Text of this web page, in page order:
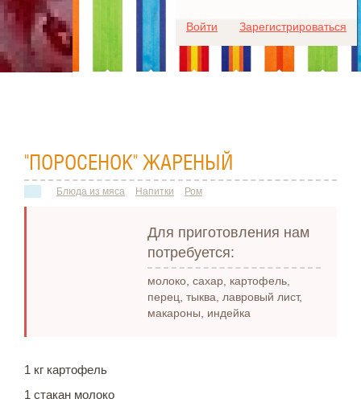
Войти Зарегистрироваться
"ПОРОСЕНОК" ЖАРЕНЫЙ
Блюда из мяса Напитки Ром
Для приготовления нам
потребуется:
молоко, сахар, картофель,
перец, тыква, лавровый лист,
макароны, индейка
1 кг картофель
1 стакан молоко
Для любых предложений по